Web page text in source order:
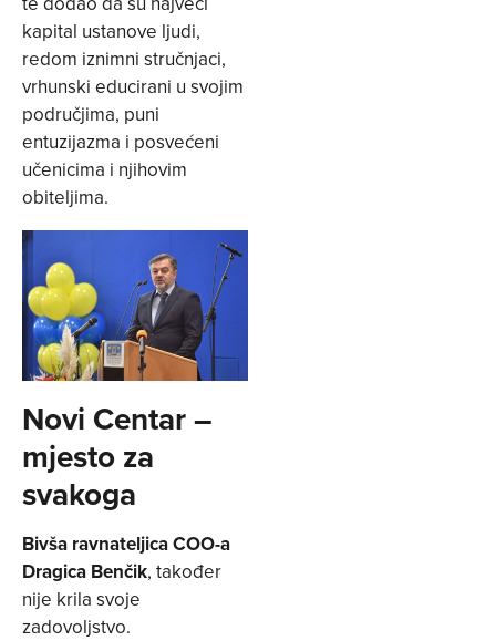
kapital ustanove ljudi,
redom iznimni stručnjaci,
vrhunski educirani u svojim
područjima, puni
entuzijazma i posvećeni
učenicima i njihovim
obiteljima.
Novi Centar –
mjesto za
svakoga
Bivša ravnateljica COO-a
Dragica Benčik, također
nije krila svoje
zadovoljstvo.